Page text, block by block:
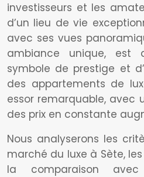
investisseurs et les
d’un lieu de vie
avec ses vues
ambiance unique, est
symbole de prestige et
des appartements de
essor remarquable, avec
des prix en constante
Nous analyserons les
marché du luxe à Sète,
la comparaison avec